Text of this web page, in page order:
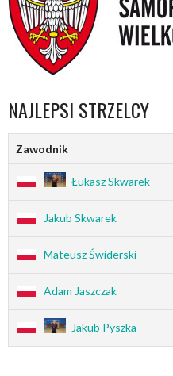
NAJLEPSI STRZELCY
Zawodnik
Łukasz Skwarek
Jakub Skwarek
Mateusz Świderski
Adam Jaszczak
Jakub Pyszka